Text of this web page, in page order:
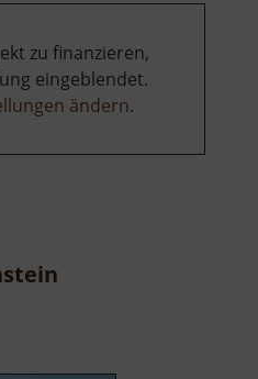
zu finanzieren,
eingeblendet.
ändern.